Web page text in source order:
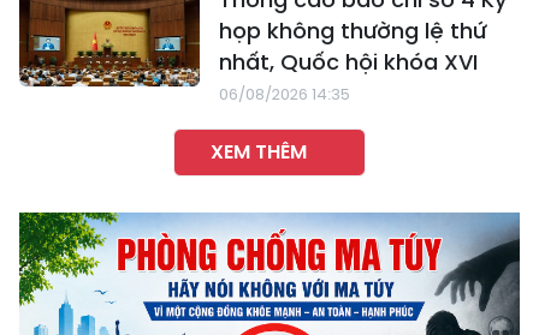
họp không thường lệ thứ
nhất, Quốc hội khóa XVI
06/08/2026 14:35
XEM THÊM